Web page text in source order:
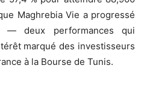
Maghrebia Vie a progressé
deux performances qui
marqué des investisseurs
à la Bourse de Tunis.